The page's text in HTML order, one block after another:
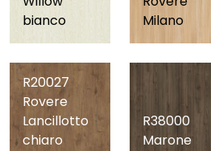
bianco
Milano
R20027
Rovere
Lancillotto
chiaro
R38000
Marone